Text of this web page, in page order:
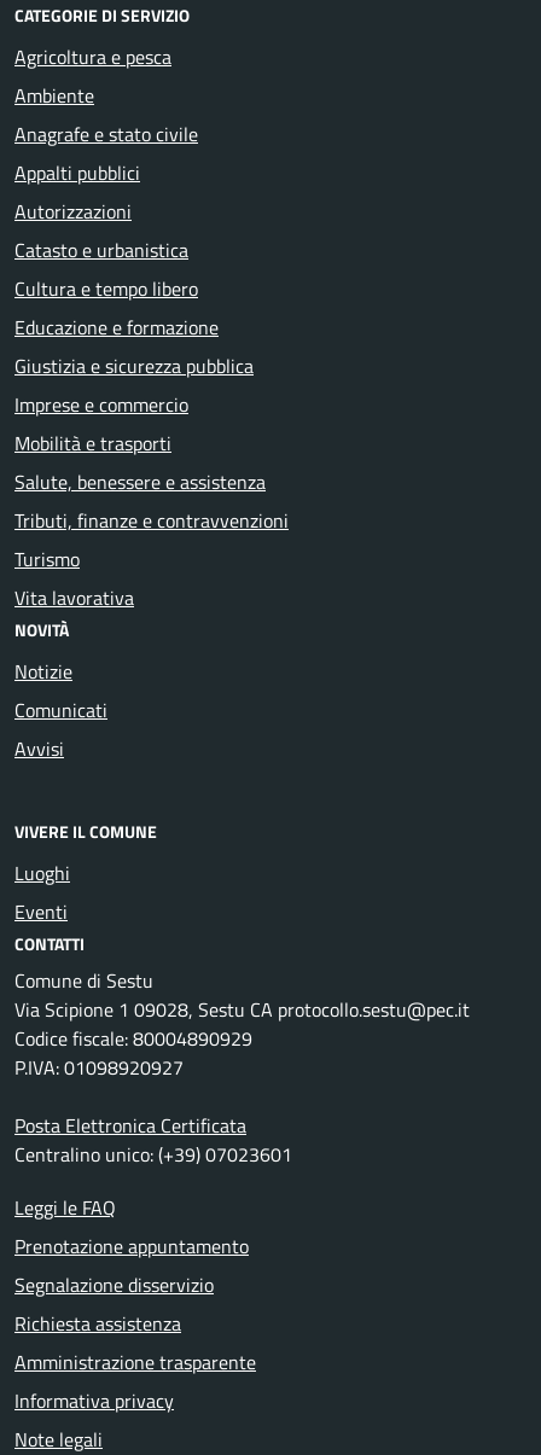
CATEGORIE DI SERVIZIO
Agricoltura e pesca
Ambiente
Anagrafe e stato civile
Appalti pubblici
Autorizzazioni
Catasto e urbanistica
Cultura e tempo libero
Educazione e formazione
Giustizia e sicurezza pubblica
Imprese e commercio
Mobilità e trasporti
Salute, benessere e assistenza
Tributi, finanze e contravvenzioni
Turismo
Vita lavorativa
NOVITÀ
Notizie
Comunicati
Avvisi
VIVERE IL COMUNE
Luoghi
Eventi
CONTATTI
Comune di Sestu
Via Scipione 1 09028, Sestu CA protocollo.sestu@pec.it
Codice fiscale: 80004890929
P.IVA: 01098920927
Posta Elettronica Certificata
Centralino unico: (+39) 07023601
Leggi le FAQ
Prenotazione appuntamento
Segnalazione disservizio
Richiesta assistenza
Amministrazione trasparente
Informativa privacy
Note legali